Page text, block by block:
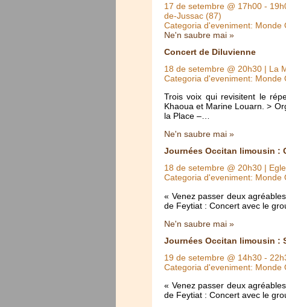
17 de setembre @ 17h00 -
de-Jussac (87)
Categoria d'eveniment: Monde
Ne'n saubre mai »
Concert de Diluvienne
18 de setembre @ 20h30 | La
Categoria d'eveniment: Monde
Trois voix qui revisitent le
Khaoua et Marine Louarn. >
la Place –…
Ne'n saubre mai »
Journées Occitan limousin :
18 de setembre @ 20h30 |
Categoria d'eveniment: Monde
« Venez passer deux
de Feytiat : Concert avec le
Ne'n saubre mai »
Journées Occitan limousin :
19 de setembre @ 14h30 -
Categoria d'eveniment: Monde
« Venez passer deux
de Feytiat : Concert avec le